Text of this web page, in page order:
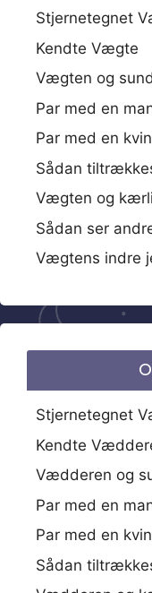
Stjernetegnet
Kendte Vægte
Vægten og
Par med en
Par med en
Sådan
Vægten og
Sådan ser
Vægtens indre
Stjernetegnet
Kendte
Vædderen og
Par med en
Par med en
Sådan